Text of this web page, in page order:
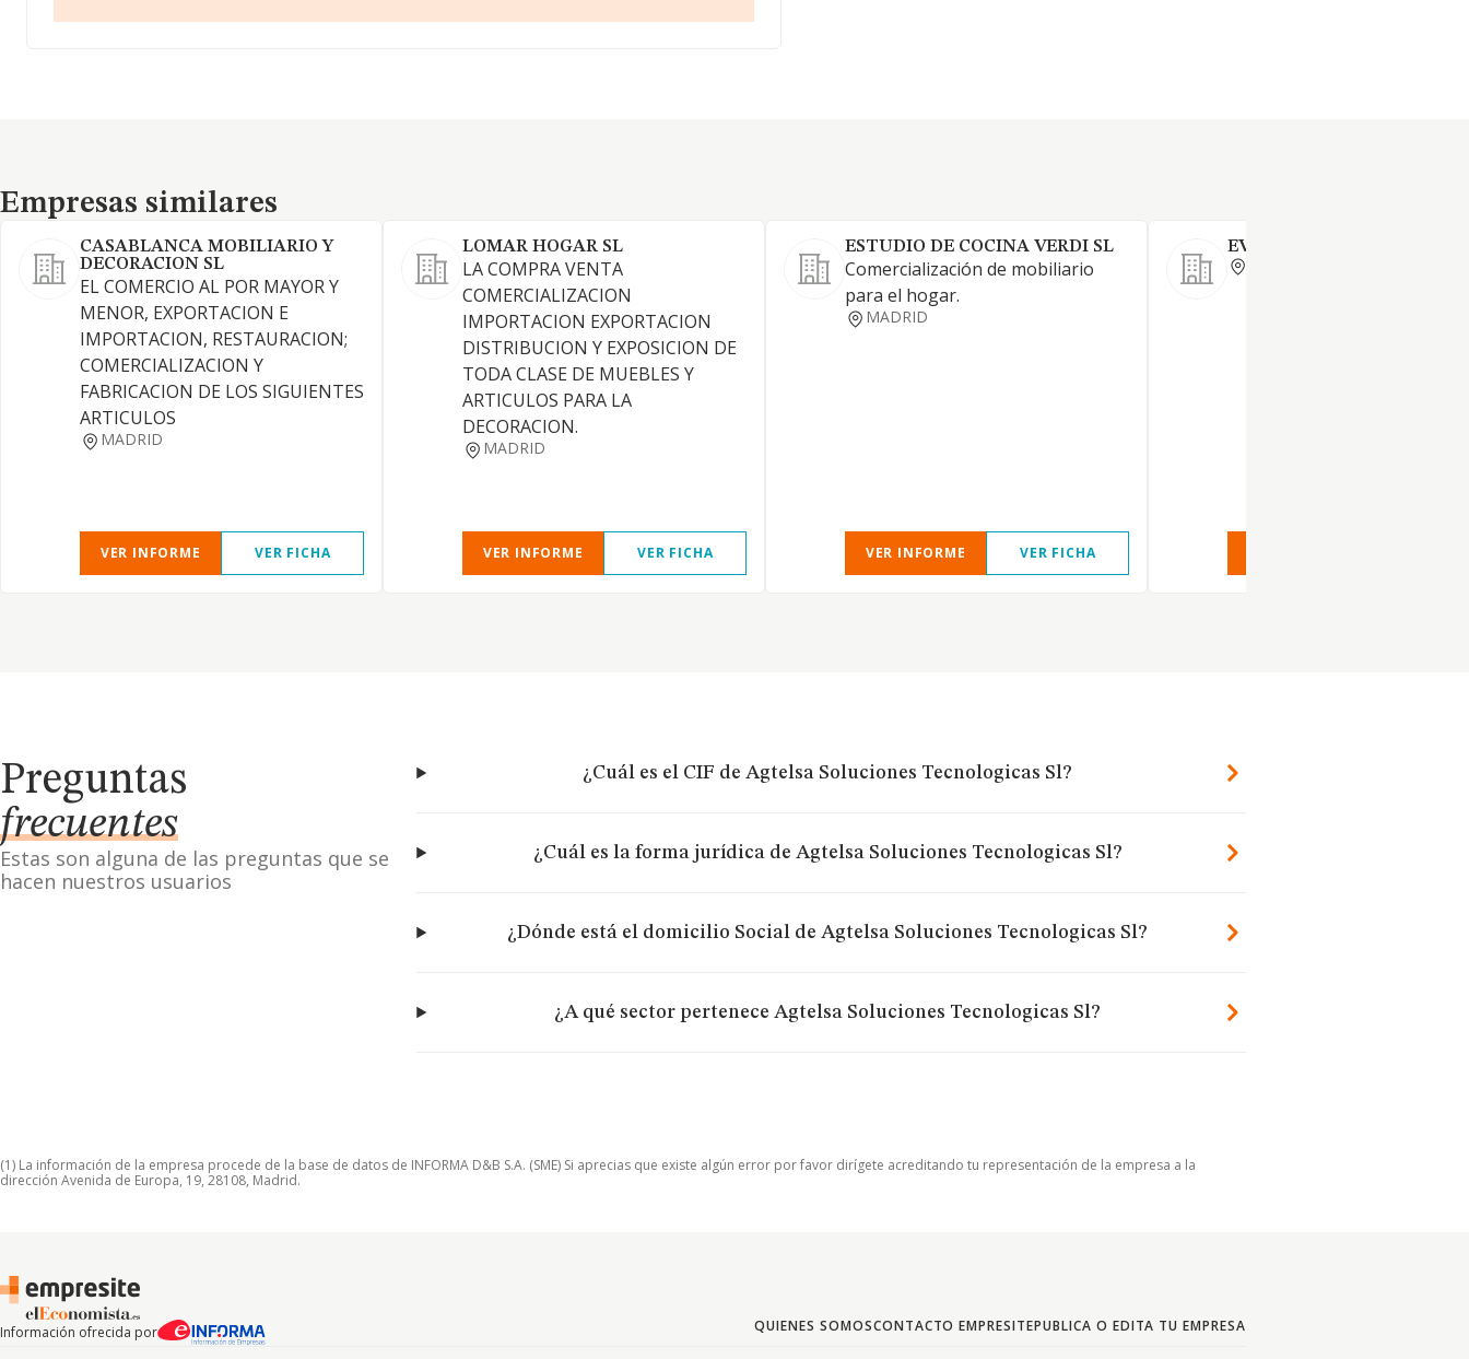
Empresas similares
Empresas similares
CASABLANCA MOBILIARIO Y
DECORACION SL
EL COMERCIO AL POR MAYOR Y
MENOR, EXPORTACION E
IMPORTACION, RESTAURACION;
COMERCIALIZACION Y
FABRICACION DE LOS SIGUIENTES
ARTICULOS
MADRID
VER INFORME VER FICHA
LOMAR HOGAR SL
LA COMPRA VENTA
COMERCIALIZACION
IMPORTACION EXPORTACION
DISTRIBUCION Y EXPOSICION DE
TODA CLASE DE MUEBLES Y
ARTICULOS PARA LA
DECORACION.
MADRID
VER INFORME VER FICHA
ESTUDIO DE COCINA VERDI SL
Comercialización de mobiliario
para el hogar.
MADRID
VER INFORME VER FICHA
EVIAJAN SL
Preguntas
frecuentes
Estas son alguna de las preguntas que se
hacen nuestros usuarios
¿Cuál es el CIF de Agtelsa Soluciones Tecnologicas Sl?
¿Cuál es la forma jurídica de Agtelsa Soluciones Tecnologicas Sl?
¿Dónde está el domicilio Social de Agtelsa Soluciones Tecnologicas Sl?
¿A qué sector pertenece Agtelsa Soluciones Tecnologicas Sl?
(1) La información de la empresa procede de la base de datos de INFORMA D&B S.A. (SME) Si aprecias que existe algún error por favor dirígete acreditando tu representación de la empresa a la
dirección Avenida de Europa, 19, 28108, Madrid.
Información ofrecida por QUIENES SOMOSCONTACTO EMPRESITEPUBLICA O EDITA TU EMPRESA